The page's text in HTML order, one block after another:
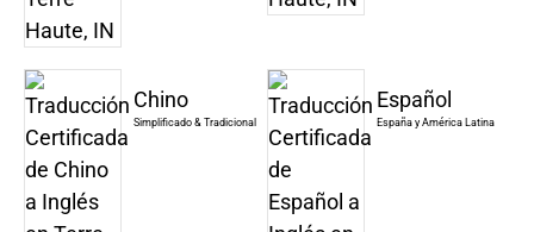
Chino
Simplificado & Tradicional
Español
España y América Latina